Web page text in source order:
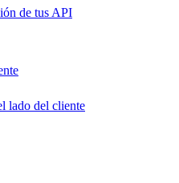
de tus API
lado del cliente